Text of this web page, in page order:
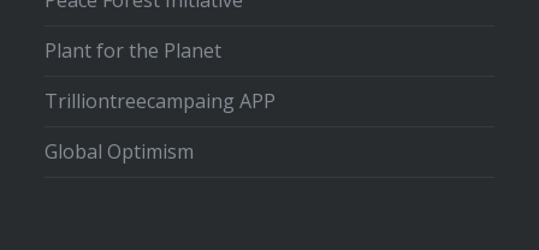
Plant for the Planet
Trilliontreecampaing APP
Global Optimism